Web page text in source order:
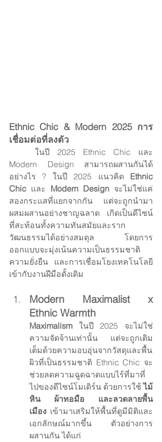
Ethnic Chic & Modern 2025 การ
เชื่อมต่อที่ลงตัว
Modern Design สามารถผสานกันได้
อย่างไร ? ในปี 2025 แนวคิด Ethnic
Chic และ Modern Design จะไม่ใช่แค่
สองกระแสที่แยกจากกัน แต่จะถูกนำมา
ผสมผสานอย่างชาญฉลาด เกิดเป็นดีไซน์
ที่สะท้อนทั้งความทันสมัยและราก
วัฒนธรรมได้อย่างสมดุล โดยการ
ออกแบบจะมุ่งเน้นความเป็นธรรมชาติ
ความยั่งยืน และการเชื่อมโยงเทคโนโลยี
เข้ากับงานฝีมือดั้งเดิม
Modern Maximalist x
Ethnic Warmth
Maximalism ในปี 2025 จะไม่ใช่
ความจัดจ้านเท่านั้น แต่จะถูกเติม
เต็มด้วยความอบอุ่นจากวัสดุและพื้น
ผิวที่เป็นธรรมชาติ Ethnic Chic จะ
ช่วยลดความฉูดฉาดแบบไร้ที่มาที่
ไปของดีไซน์โมเดิร์น ด้วยการใช้ ไม้
หิน ผ้าทอมือ และลวดลายพื้น
เมือง เข้ามาเสริมให้พื้นที่ดูมีมิติและ
เอกลักษณ์มากขึ้น ตัวอย่างการ
ผสานกัน ได้แก่